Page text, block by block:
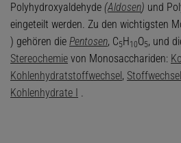
Polyhydroxyaldehyde (Aldosen) und
eingeteilt werden. Zu den wichtigsten
) gehören die Pentosen, C5H10O5, und
Stereochemie von Monosacchariden:
Kohlenhydratstoffwechsel, Stoffwechsel
Kohlenhydrate I .